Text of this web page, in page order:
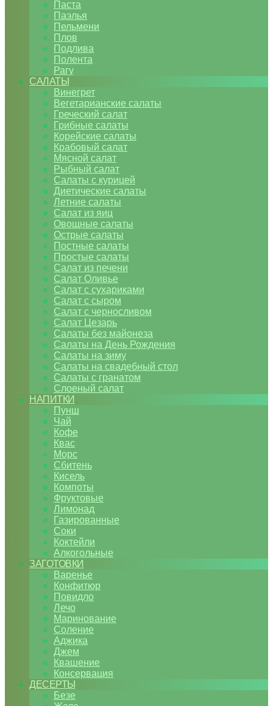
Паста
Паэлья
Пельмени
Плов
Подлива
Полента
Рагу
САЛАТЫ
Винегрет
Вегетарианские салаты
Греческий салат
Грибные салаты
Корейские салаты
Крабовый салат
Мясной салат
Рыбный салат
Салаты с курицей
Диетические салаты
Летние салаты
Салат из яиц
Овощные салаты
Острые салаты
Постные салаты
Простые салаты
Салат из печени
Салат Оливье
Салат с сухариками
Салат с сыром
Салат с черносливом
Салат Цезарь
Салаты без майонеза
Салаты на День Рождения
Салаты на зиму
Салаты на свадебный стол
Салаты с гранатом
Слоеный салат
НАПИТКИ
Пунш
Чай
Кофе
Квас
Морс
Сбитень
Кисель
Компоты
Фруктовые
Лимонад
Газированные
Соки
Коктейли
Алкогольные
ЗАГОТОВКИ
Варенье
Конфитюр
Повидло
Лечо
Маринование
Соление
Аджика
Джем
Квашение
Консервация
ДЕСЕРТЫ
Безе